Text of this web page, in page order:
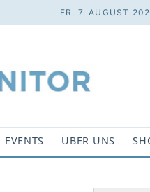
FR. 7. AUGUST
EVENTS ÜBER UNS